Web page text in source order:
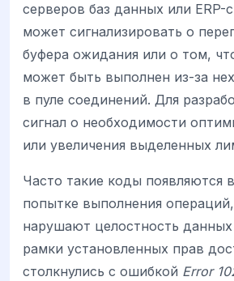
серверов баз данных или ERP-
может сигнализировать о
буфера ожидания или о том,
может быть выполнен из-за
в пуле соединений. Для
сигнал о необходимости
или увеличения выделенных
Часто такие коды появляются
попытке выполнения
нарушают целостность
рамки установленных прав
столкнулись с ошибкой Error